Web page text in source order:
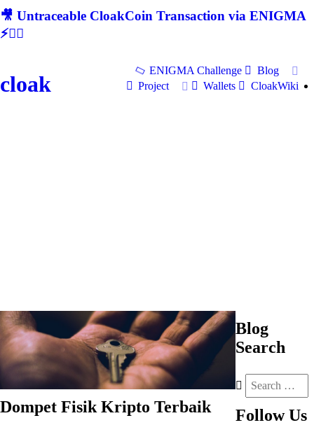
🎥 Untraceable CloakCoin Transaction via ENIGMA
⚡🕵‍♂
cloak
ENIGMA Challenge
Blog
Project
Wallets CloakWiki
Dompet Fisik Kripto Terbaik
Blog
Search
Follow Us